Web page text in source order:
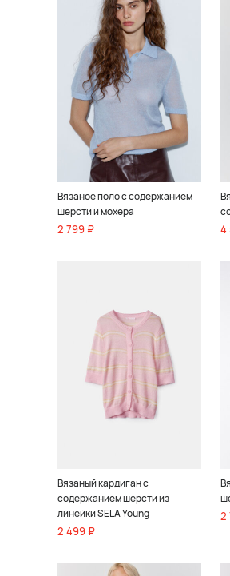
Вязаное поло с содержанием
шерсти и мохера
2 799 ₽ 4
Вязаный кардиган с
содержанием шерсти из
линейки SELA Young
2 499 ₽
2